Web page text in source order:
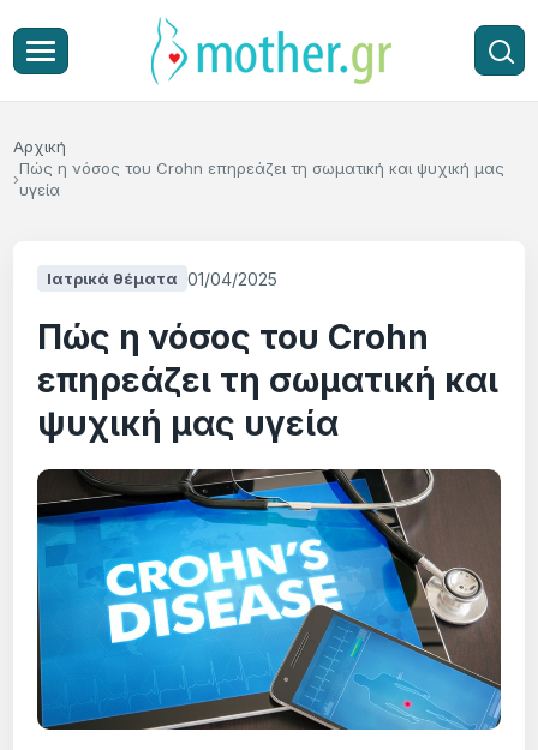
Αρχική
Πώς η νόσος του Crohn επηρεάζει τη σωματική και ψυχική μας
υγεία
Ιατρικά θέματα 01/04/2025
Πώς η νόσος του Crohn
επηρεάζει τη σωματική και
ψυχική μας υγεία